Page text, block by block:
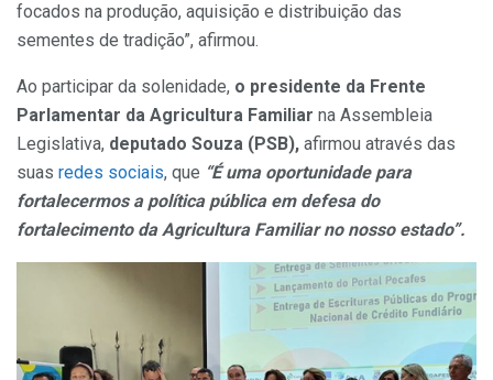
focados na produção, aquisição e distribuição das
sementes de tradição”, afirmou.
Ao participar da solenidade, o presidente da Frente
Parlamentar da Agricultura Familiar na Assembleia
Legislativa, deputado Souza (PSB), afirmou através das
suas redes sociais, que “É uma oportunidade para
fortalecermos a política pública em defesa do
fortalecimento da Agricultura Familiar no nosso estado”.